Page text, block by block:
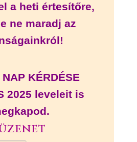
a heti értesítőre,
ne maradj az
KÉRDÉSE
2025 leveleit is